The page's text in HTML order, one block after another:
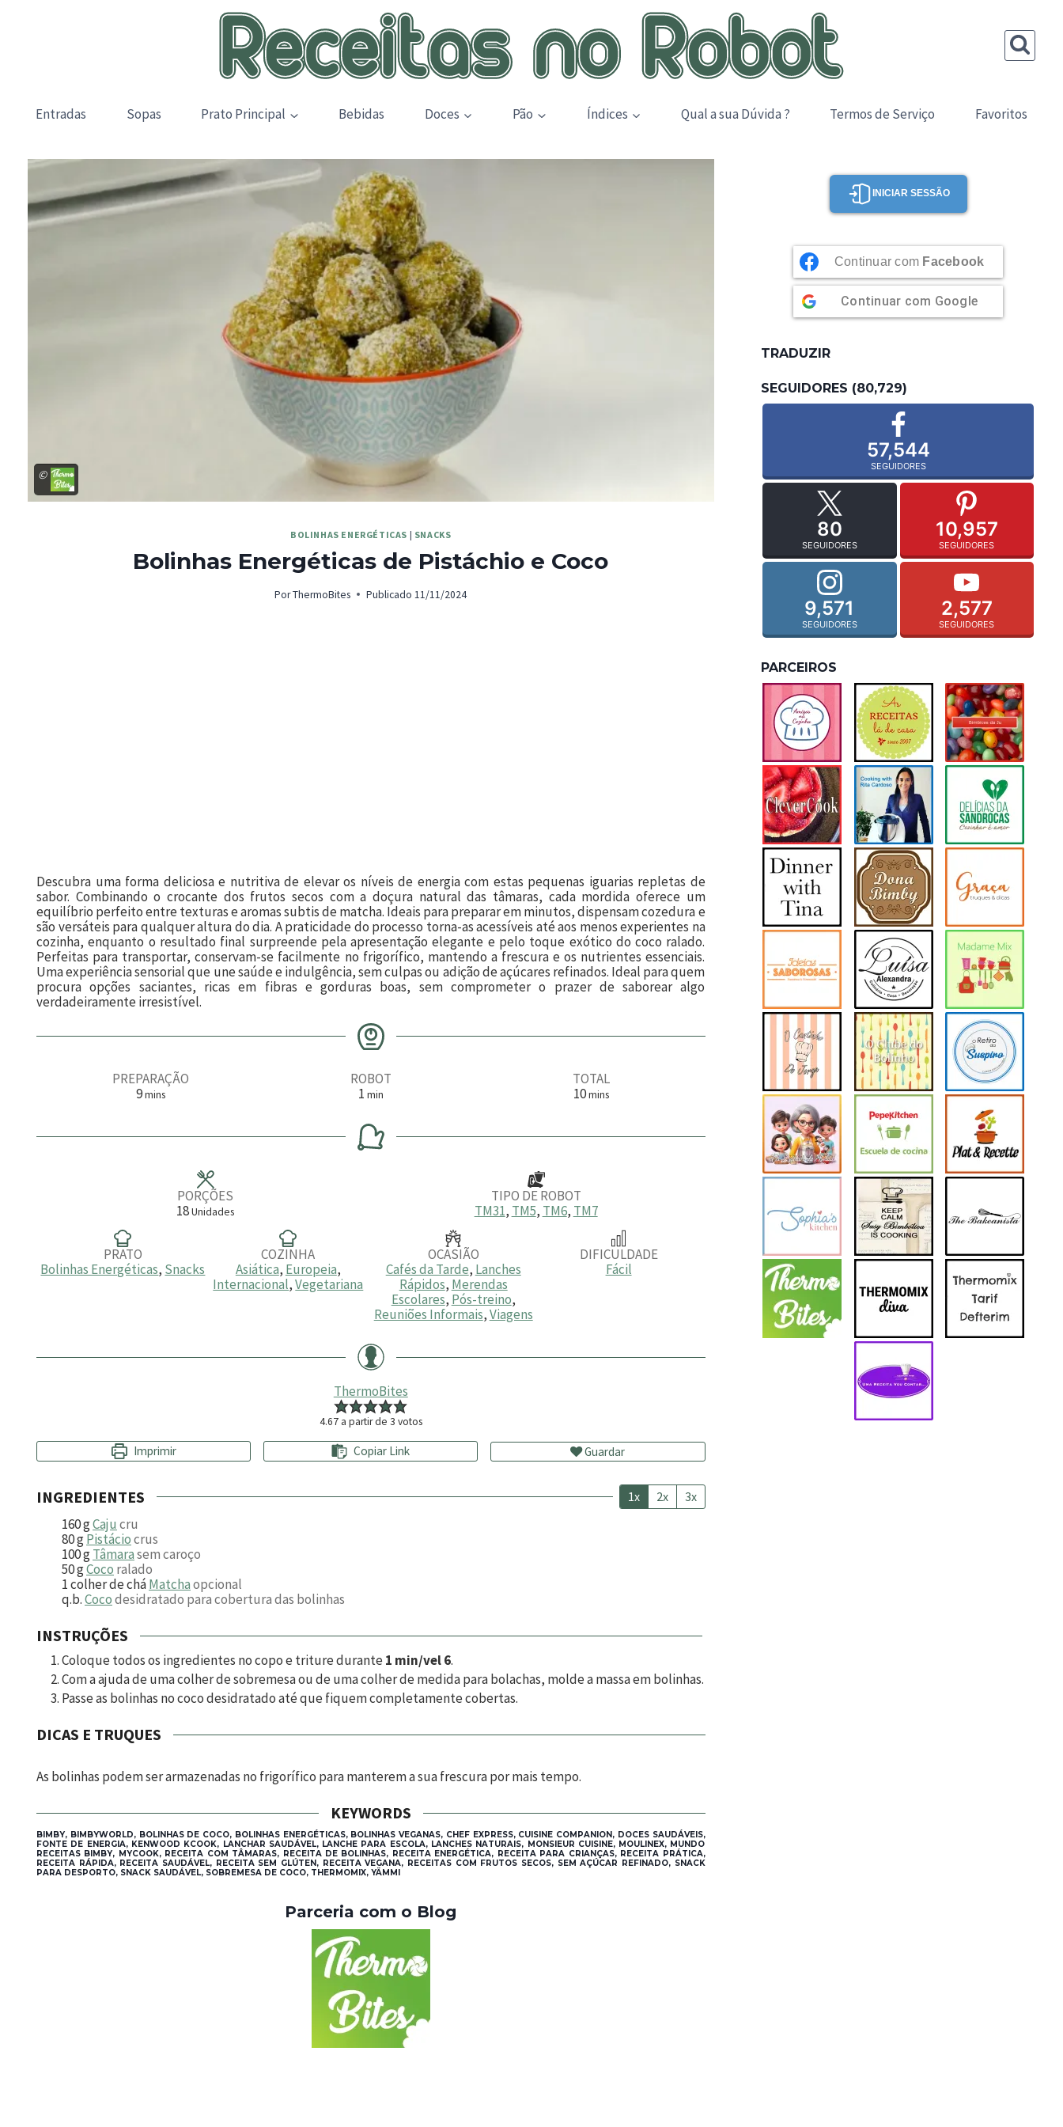
Entradas Sopas Prato Principal Bebidas Doces Pão Índices Qual a sua Dúvida ? Termos de Serviço Favoritos
©
BOLINHAS ENERGÉTICAS | SNACKS
Bolinhas Energéticas de Pistáchio e Coco
PorThermoBites Publicado 11/11/2024
Descubra uma forma deliciosa e nutritiva de elevar os níveis de energia com estas pequenas iguarias repletas de
sabor. Combinando o crocante dos frutos secos com a doçura natural das tâmaras, cada mordida oferece um
equilíbrio perfeito entre texturas e aromas subtis de matcha. Ideais para preparar em minutos, dispensam cozedura e
são versáteis para qualquer altura do dia. A praticidade do processo torna-as acessíveis até aos menos experientes na
cozinha, enquanto o resultado final surpreende pela apresentação elegante e pelo toque exótico do coco ralado.
Perfeitas para transportar, conservam-se facilmente no frigorífico, mantendo a frescura e os nutrientes essenciais.
Uma experiência sensorial que une saúde e indulgência, sem culpas ou adição de açúcares refinados. Ideal para quem
procura opções saciantes, ricas em fibras e gorduras boas, sem comprometer o prazer de saborear algo
verdadeiramente irresistível.
PREPARAÇÃO
9m
u
mins
ROBOT
1m
n
t
min
TOTAL
10m
u
mins
PORÇÕES
18Unidades
TIPO DE ROBOT
TM31, TM5, TM6, TM7
PRATO
Bolinhas Energéticas, Snacks
COZINHA
Asiática, Europeia,
Internacional,Vegetariana
OCASIÃO
Cafés da Tarde, Lanches
Rápidos, Merendas
Escolares, Pós-treino,
Reuniões Informais,Viagens
DIFICULDADE
Fácil
ThermoBites
4.67a partir de 3 votos
Imprimir Copiar Link Guardar
INGREDIENTES 1x 2x 3x
160gCaju cru
80gPistáciocrus
100gTâmarasem caroço
50gCoco ralado
1colher de cháMatchaopcional
q.b.Cocodesidratado para cobertura das bolinhas
INSTRUÇÕES
Coloque todos os ingredientes no copo e triture durante1 min/vel 6.
Com a ajuda de uma colher de sobremesa ou de uma colher de medida para bolachas, molde a massa em bolinhas.
Passe as bolinhas no coco desidratado até que fiquem completamente cobertas.
DICAS E TRUQUES
As bolinhas podem ser armazenadas no frigorífico para manterem a sua frescura por mais tempo.
KEYWORDS
BIMBY, BIMBYWORLD, BOLINHAS DE COCO, BOLINHAS ENERGÉTICAS, BOLINHAS VEGANAS, CHEF EXPRESS, CUISINE COMPANION, DOCES SAUDÁVEIS,
FONTE DE ENERGIA, KENWOOD KCOOK, LANCHAR SAUDÁVEL, LANCHE PARA ESCOLA, LANCHES NATURAIS, MONSIEUR CUISINE, MOULINEX, MUNDO
RECEITAS BIMBY, MYCOOK, RECEITA COM TÂMARAS, RECEITA DE BOLINHAS, RECEITA ENERGÉTICA, RECEITA PARA CRIANÇAS, RECEITA PRÁTICA,
RECEITA RÁPIDA, RECEITA SAUDÁVEL, RECEITA SEM GLÚTEN, RECEITA VEGANA, RECEITAS COM FRUTOS SECOS, SEM AÇÚCAR REFINADO, SNACK
PARA DESPORTO, SNACK SAUDÁVEL, SOBREMESA DE COCO, THERMOMIX, YÄMMI
Parceria com o Blog
INICIAR SESSÃO
Continuar com Facebook
Continuar com Google
TRADUZIR
SEGUIDORES (80,729)
57,544
SEGUIDORES
80
SEGUIDORES
10,957
SEGUIDORES
9,571
SEGUIDORES
2,577
SEGUIDORES
PARCEIROS